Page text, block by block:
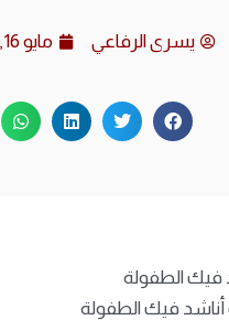
يسرى الرفاعي مايو 16, 2020
فيك الطفولة
أناشد فيك الطفولة